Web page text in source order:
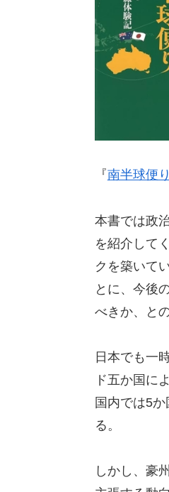
『南半球便
本書では政
を紹介して
クを築いて
とに、今後
べきか、と
日本でも一
ド五か国に
国内では5
る。
しかし、豪